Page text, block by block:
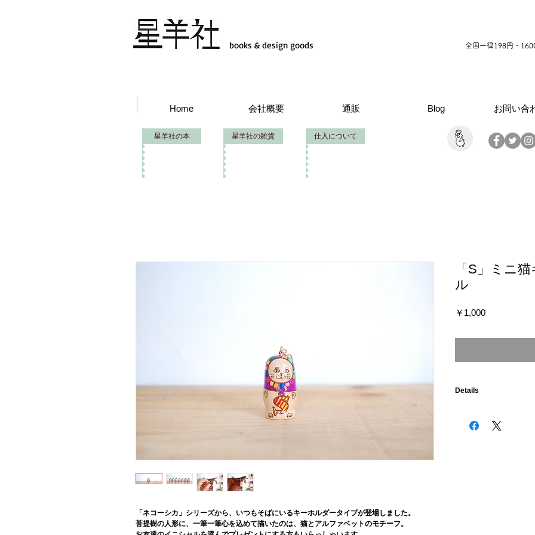
books & design goods 全国一律198円・
Home 会社概要 通販 Blog お問い合
星羊社の本 星羊社の雑貨 仕入について
「ネコーシカ」シリーズから、いつもそばにいるキーホルダータイプが登場しました。
菩提樹の人形に、一筆一筆心を込めて描いたのは、猫とアルファベットのモチーフ。
「S」ミニ
ル
￥1,000価
Details
・マトリョーシカでは